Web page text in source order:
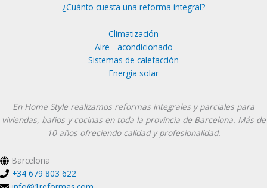
¿Cuánto cuesta una reforma integral?
Climatización
Aire - acondicionado
Sistemas de calefacción
Energía solar
En Home Style realizamos reformas integrales y parciales para
viviendas, baños y cocinas en toda la provincia de Barcelona. Más de
10 años ofreciendo calidad y profesionalidad.
Barcelona
+34 679 803 622
Instagram
YouTube